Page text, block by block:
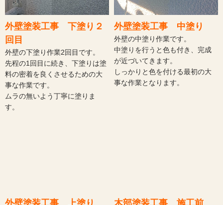
外壁塗装工事 下塗り２
回目
外壁の下塗り作業2回目です。
先程の1回目に続き、下塗りは塗
料の密着を良くさせるための大
事な作業です。
ムラの無いよう丁寧に塗りま
す。
外壁塗装工事 中塗り
外壁の中塗り作業です。
中塗りを行うと色も付き、完成
が近づいてきます。
しっかりと色を付ける最初の大
事な作業となります。